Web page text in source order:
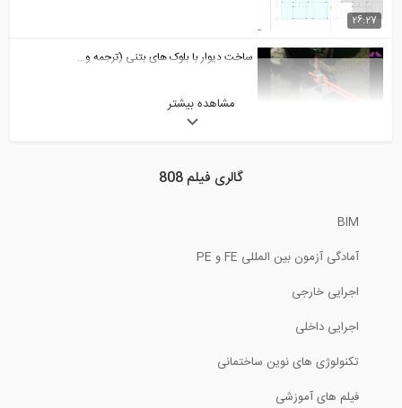
26:27
ساخت دیوار با بلوک های بتنی (ترجمه و...
مشاهده بیشتر
گالری فیلم 808
BIM
آمادگی آزمون بین المللی FE و PE
اجرایی خارجی
اجرایی داخلی
تکنولوژی های نوین ساختمانی
فیلم های آموزشی